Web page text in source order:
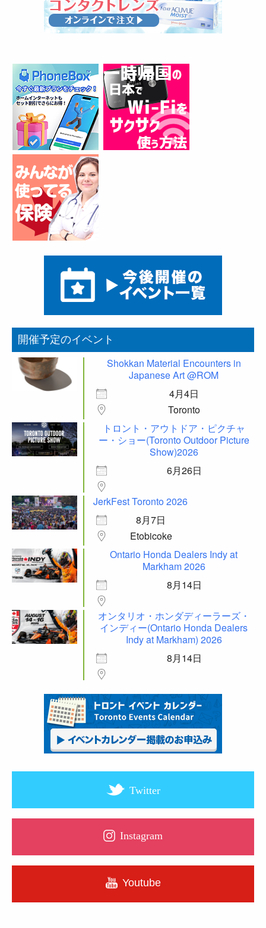
開催予定のイベント
Shokkan Material Encounters in
Japanese Art @ROM
4月4日
Toronto
トロント・アウトドア・ピクチャ
ー・ショー(Toronto Outdoor Picture
Show)2026
6月26日
JerkFest Toronto 2026
8月7日
Etobicoke
Ontario Honda Dealers Indy at
Markham 2026
8月14日
オンタリオ・ホンダディーラーズ・
インディー(Ontario Honda Dealers
Indy at Markham) 2026
8月14日
Twitter
Instagram
Youtube